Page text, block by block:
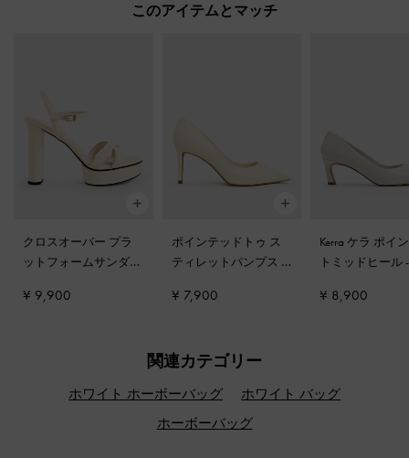
このアイテムとマッチ
クロスオーバー プラ
ットフォームサンダル
¥ 9,900
ポインテッドトゥ ス
ティレットパンプス -
¥ 7,900
Kerra ケラ ポイ
トミッドヒール
¥ 8,900
関連カテゴリー
ホワイト ホーボーバッグ
ホワイト バッグ
ホーボーバッグ